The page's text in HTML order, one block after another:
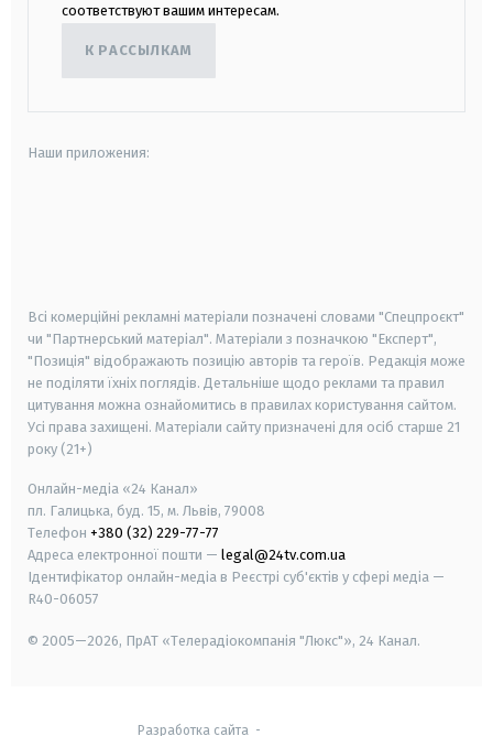
соответствуют вашим интересам.
К РАССЫЛКАМ
Наши приложения:
Всі комерційні рекламні матеріали позначені словами "Спецпроєкт"
чи "Партнерський матеріал". Матеріали з позначкою "Експерт",
"Позиція" відображають позицію авторів та героїв. Редакція може
не поділяти їхніх поглядів. Детальніше щодо реклами та правил
цитування можна ознайомитись в правилах користування сайтом.
Усі права захищені. Матеріали сайту призначені для осіб старше 21
року (21+)
Онлайн-медіа «24 Канал»
пл. Галицька, буд. 15, м. Львів, 79008
Телефон +380 (32) 229-77-77
Адреса електронної пошти — legal@24tv.com.ua
Ідентифікатор онлайн-медіа в Реєстрі суб'єктів у сфері медіа —
R40-06057
© 2005—2026, ПрАТ «Телерадіокомпанія "Люкс"», 24 Канал.
Разработка сайта -